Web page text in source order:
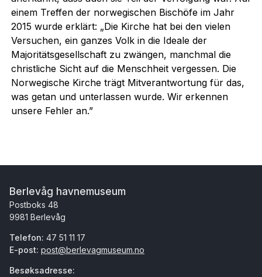
einem Treffen der norwegischen Bischöfe im Jahr
2015 wurde erklärt: „Die Kirche hat bei den vielen
Versuchen, ein ganzes Volk in die Ideale der
Majoritätsgesellschaft zu zwängen, manchmal die
christliche Sicht auf die Menschheit vergessen. Die
Norwegische Kirche trägt Mitverantwortung für das,
was getan und unterlassen wurde. Wir erkennen
unsere Fehler an.”
Berlevåg havnemuseum
Postboks 48
9981 Berlevåg
Telefon: 47 51 11 17
E-post: post@berlevagmuseum.no
Besøksadresse: